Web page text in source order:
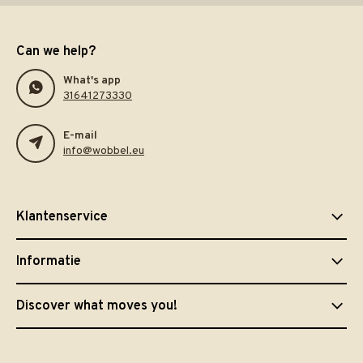
Can we help?
What's app
31641273330
E-mail
info@wobbel.eu
Klantenservice
Informatie
Discover what moves you!